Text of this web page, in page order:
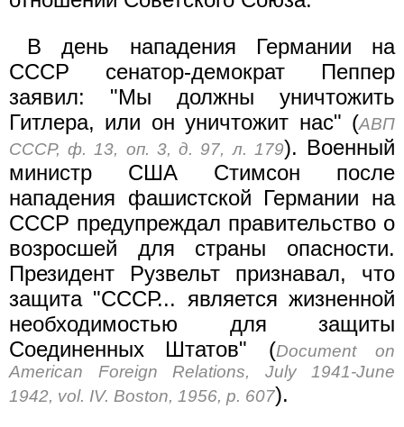
В день нападения Германии на
СССР сенатор-демократ Пеппер
заявил: "Мы должны уничтожить
Гитлера, или он уничтожит нас" (АВП
СССР, ф. 13, оп. 3, д. 97, л. 179). Военный
министр США Стимсон после
нападения фашистской Германии на
СССР предупреждал правительство о
возросшей для страны опасности.
Президент Рузвельт признавал, что
защита "СССР... является жизненной
необходимостью для защиты
Соединенных Штатов" (Document on
American Foreign Relations, July 1941-June
1942, vol. IV. Boston, 1956, p. 607).